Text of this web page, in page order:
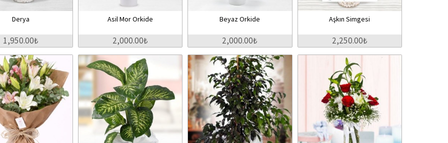
Derya
1,950.00₺
Asil Mor Orkide
2,000.00₺
Beyaz Orkide
2,000.00₺
Aşkın Simgesi
2,250.00₺